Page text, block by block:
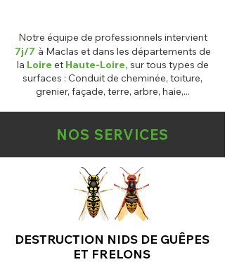
Notre équipe de professionnels intervient
7j/7 à Maclas etdans les départements de
la Loire et Haute-Loire, sur tous types de
surfaces : Conduit de cheminée, toiture,
grenier, façade, terre, arbre, haie,...
NOS SERVICES
DESTRUCTION NIDS DE GUÊPES
ET FRELONS